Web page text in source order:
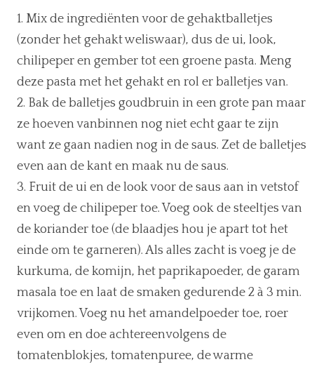
Mix de ingrediënten voor de gehaktballetjes
(zonder het gehakt weliswaar), dus de ui, look,
chilipeper en gember tot een groene pasta. Meng
deze pasta met het gehakt en rol er balletjes van.
Bak de balletjes goudbruin in een grote pan maar
ze hoeven vanbinnen nog niet echt gaar te zijn
want ze gaan nadien nog in de saus. Zet de balletjes
even aan de kant en maak nu de saus.
Fruit de ui en de look voor de saus aan in vetstof
en voeg de chilipeper toe. Voeg ook de steeltjes van
de koriander toe (de blaadjes hou je apart tot het
einde om te garneren). Als alles zacht is voeg je de
kurkuma, de komijn, het paprikapoeder, de garam
masala toe en laat de smaken gedurende 2 à 3 min.
vrijkomen. Voeg nu het amandelpoeder toe, roer
even om en doe achtereenvolgens de
tomatenblokjes, tomatenpuree, de warme